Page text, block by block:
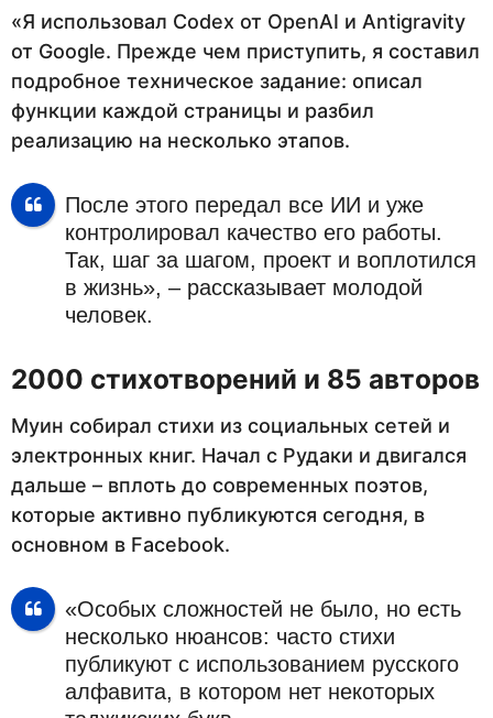
«Я использовал Codex от OpenAI и Antigravity
от Google. Прежде чем приступить, я составил
подробное техническое задание: описал
функции каждой страницы и разбил
реализацию на несколько этапов.
После этого передал все ИИ и уже
контролировал качество его работы.
Так, шаг за шагом, проект и воплотился
в жизнь», – рассказывает молодой
человек.
2000 стихотворений и 85 авторов
Муин собирал стихи из социальных сетей и
электронных книг. Начал с Рудаки и двигался
дальше – вплоть до современных поэтов,
которые активно публикуются сегодня, в
основном в Facebook.
«Особых сложностей не было, но есть
несколько нюансов: часто стихи
публикуют с использованием русского
алфавита, в котором нет некоторых